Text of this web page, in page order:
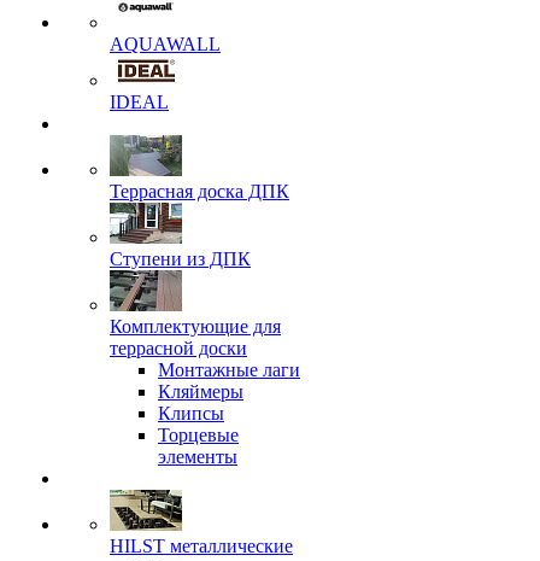
AQUAWALL
IDEAL
Террасная доска ДПК
Ступени из ДПК
Комплектующие для
террасной доски
Монтажные лаги
Кляймеры
Клипсы
Торцевые
элементы
HILST металлические